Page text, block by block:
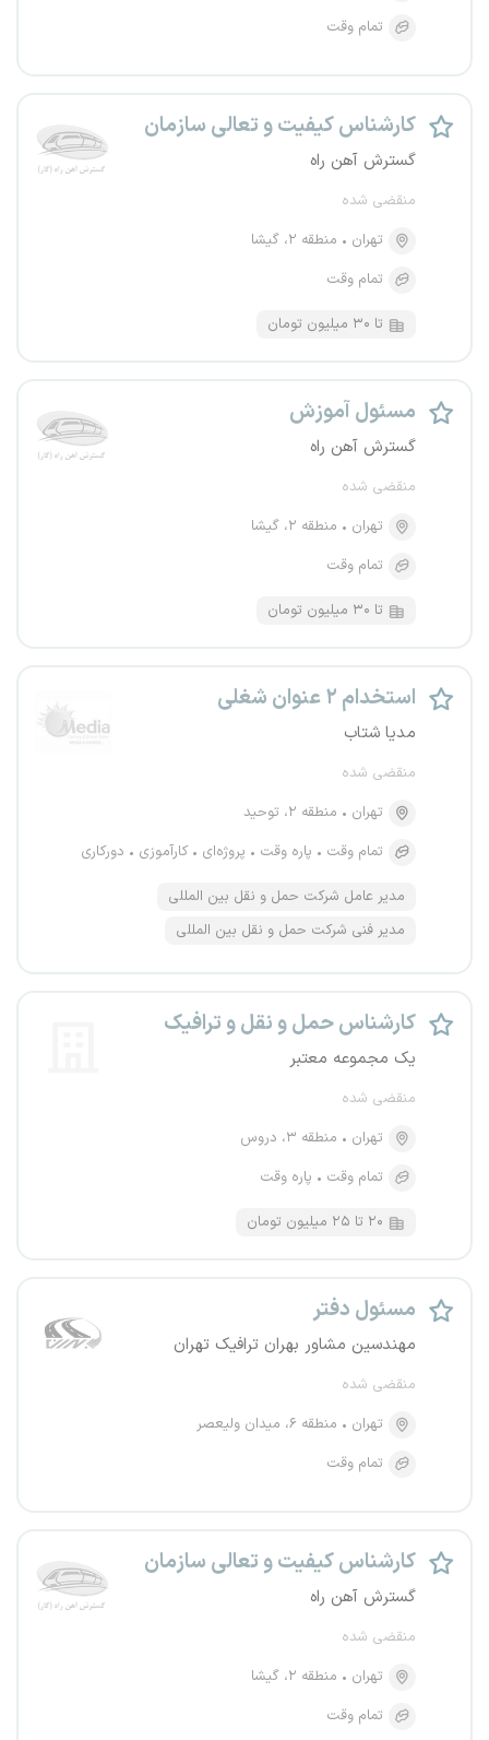
تمام وقت
کارشناس کیفیت و تعالی سازمان
گسترش آهن راه
منقضی شده
تهران
منطقه ۲، گیشا
تمام وقت
تا ۳۰ میلیون تومان
مسئول آموزش
گسترش آهن راه
منقضی شده
تهران
منطقه ۲، گیشا
تمام وقت
تا ۳۰ میلیون تومان
استخدام ۲ عنوان شغلی
مدیا شتاب
منقضی شده
تهران
منطقه ۲، توحید
تمام وقت
پاره وقت پروژه‌ای کارآموزی دورکاری
مدیر عامل شرکت حمل و نقل بین المللی
مدیر فنی شرکت حمل و نقل بین المللی
کارشناس حمل و نقل و ترافیک
یک مجموعه معتبر
منقضی شده
تهران
منطقه ۳، دروس
تمام وقت
پاره وقت
۲۰ تا ۲۵ میلیون تومان
مسئول دفتر
مهندسین مشاور بهران ترافیک تهران
منقضی شده
تهران
منطقه ۶، میدان ولیعصر
تمام وقت
کارشناس کیفیت و تعالی سازمان
گسترش آهن راه
منقضی شده
تهران
منطقه ۲، گیشا
تمام وقت